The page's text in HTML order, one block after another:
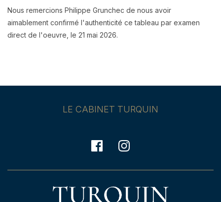
Nous remercions Philippe Grunchec de nous avoir
aimablement confirmé l'authenticité ce tableau par examen
direct de l'oeuvre, le 21 mai 2026.
LE CABINET TURQUIN